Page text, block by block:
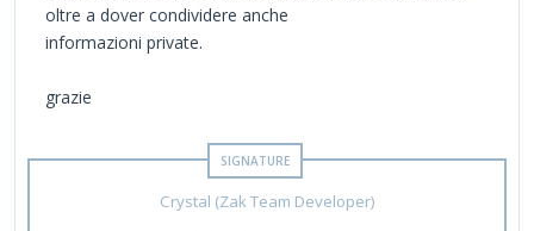
oltre a dover condividere anche
informazioni private.
grazie
Crystal (Zak Team Developer)